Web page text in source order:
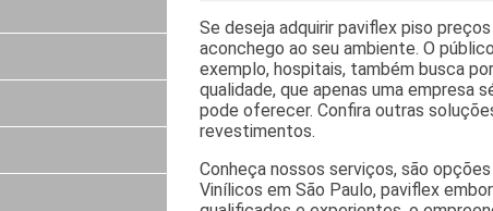
Se deseja adquirir paviflex piso
aconchego ao seu ambiente. O
exemplo, hospitais, também busca
qualidade, que apenas uma empresa
pode oferecer. Confira outras
revestimentos.
Conheça nossos serviços, são
Vinílicos em São Paulo, paviflex